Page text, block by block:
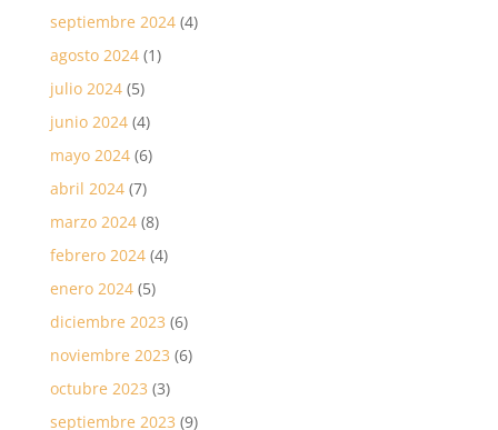
septiembre 2024(4)
agosto 2024(1)
julio 2024(5)
junio 2024(4)
mayo 2024(6)
abril 2024(7)
marzo 2024(8)
febrero 2024(4)
enero 2024(5)
diciembre 2023 (6)
noviembre 2023 (6)
octubre 2023 (3)
septiembre 2023 (9)